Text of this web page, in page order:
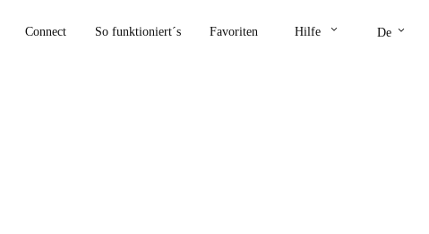
Connect So funktioniert´s Favoriten Hilfe keyboard_arrow_down De keyboard_arrow_down